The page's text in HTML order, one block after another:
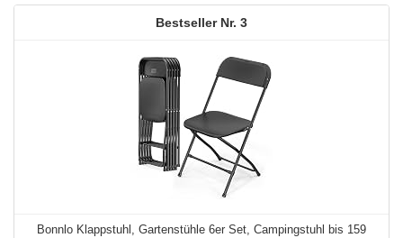
3
Bonnlo Klappstuhl, Gartenstühle 6er Set, Campingstuhl bis 159